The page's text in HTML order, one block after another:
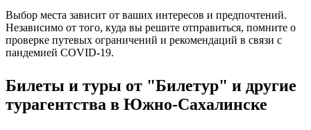
Выбор места зависит от ваших интересов и предпочтений.
Независимо от того, куда вы решите отправиться, помните о
проверке путевых ограничений и рекомендаций в связи с
пандемией COVID-19.
Билеты и туры от "Билетур" и другие
турагентства в Южно-Сахалинске